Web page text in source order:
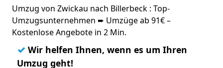
Umzug von Zwickau nach Billerbeck : Top-
Umzugsunternehmen ➨ Umzüge ab 91€ –
Kostenlose Angebote in 2 Min.
✓ Wir helfen Ihnen, wenn es um Ihren
Umzug geht!